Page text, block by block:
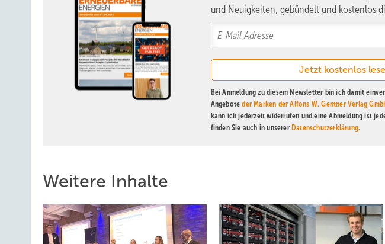
und Neuigkeiten, gebündelt und kostenlos
Bei Anmeldung zu diesem Newsletter bin ich damit
Angeboteder Marken der Alfons W. Gentner Verlag
kann ich jederzeit widerrufen und eine Abmeldung ist
finden Sie auch in unserer Datenschutzerklärung.
Weitere Inhalte